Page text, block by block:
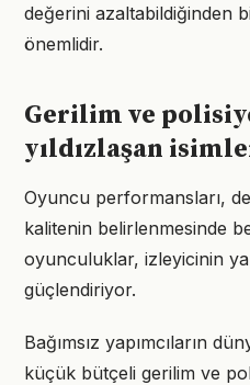
değerini azaltabildiğinden
önemlidir.
Gerilim ve
yıldızlaşan
Oyuncu performansları,
kalitenin belirlenmesinde
oyunculuklar, izleyicinin
güçlendiriyor.
Bağımsız yapımcıların
küçük bütçeli gerilim ve